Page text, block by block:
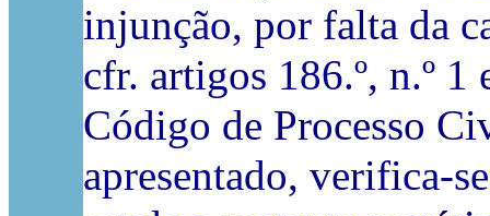
injunção, por falta da
cfr. artigos 186.º, n.º 1
Código de Processo
apresentado, verifica-